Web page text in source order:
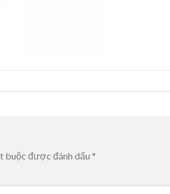
buộc được đánh dấu *